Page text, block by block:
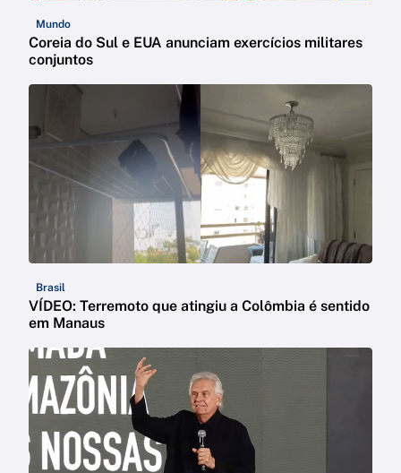
Mundo
Coreia do Sul e EUA anunciam exercícios militares
conjuntos
Brasil
VÍDEO: Terremoto que atingiu a Colômbia é sentido
em Manaus